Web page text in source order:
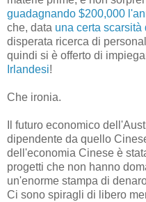
guadagnando $200,000
che, data una certa scarsità
disperata ricerca di
quindi si è offerto di
Irlandesi!
Che ironia.
Il futuro economico
dipendente da quello
dell'economia Cinese è
progetti che non hanno
un'enorme stampa di
Ci sono spiragli di libero